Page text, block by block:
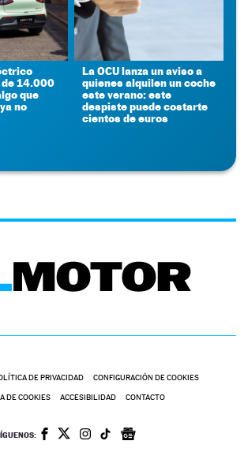
14.000
que
no
La OCU lanza un aviso a
quienes alquilen un coche
este verano: este
despiste puede costarte
cientos de euros
DE PRIVACIDAD CONFIGURACIÓN DE COOKIES
DE COOKIES ACCESIBILIDAD CONTACTO